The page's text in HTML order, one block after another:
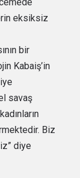
eksiksiz
bir
Kabaiş’in
savaş
Biz
diye